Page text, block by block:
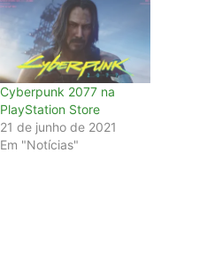
Cyberpunk 2077 na
PlayStation Store
21 de junho de 2021
Em "Notícias"